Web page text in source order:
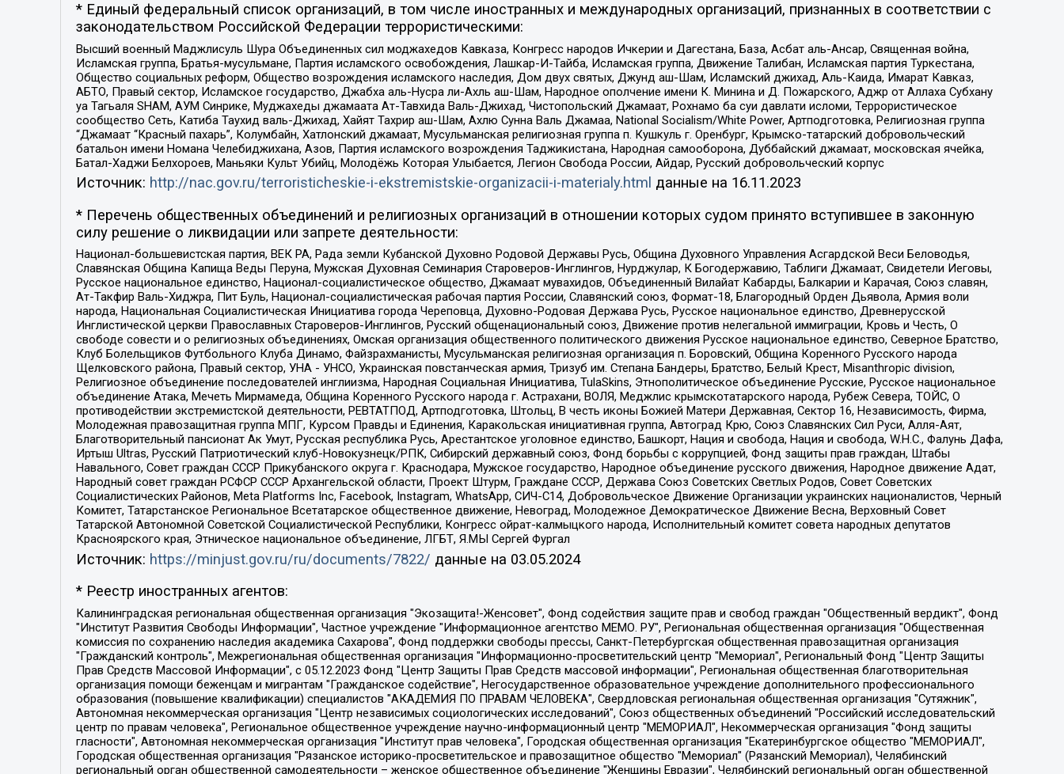
* Единый федеральный список организаций, в том числе иностранных и международных организаций, признанных в соответствии с
законодательством Российской Федерации террористическими:
Высший военный Маджлисуль Шура Объединенных сил моджахедов Кавказа, Конгресс народов Ичкерии и Дагестана, База, Асбат аль-Ансар, Священная война,
Исламская группа, Братья-мусульмане, Партия исламского освобождения, Лашкар-И-Тайба, Исламская группа, Движение Талибан, Исламская партия Туркестана,
Общество социальных реформ, Общество возрождения исламского наследия, Дом двух святых, Джунд аш-Шам, Исламский джихад, Аль-Каида, Имарат Кавказ,
АБТО, Правый сектор, Исламское государство, Джабха аль-Нусра ли-Ахль аш-Шам, Народное ополчение имени К. Минина и Д. Пожарского, Аджр от Аллаха Субхану
уа Тагьаля SHAM, АУМ Синрике, Муджахеды джамаата Ат-Тавхида Валь-Джихад, Чистопольский Джамаат, Рохнамо ба суи давлати исломи, Террористическое
сообщество Сеть, Катиба Таухид валь-Джихад, Хайят Тахрир аш-Шам, Ахлю Сунна Валь Джамаа, National Socialism/White Power, Артподготовка, Религиозная группа
“Джамаат “Красный пахарь”, Колумбайн, Хатлонский джамаат, Мусульманская религиозная группа п. Кушкуль г. Оренбург, Крымско-татарский добровольческий
батальон имени Номана Челебиджихана, Азов, Партия исламского возрождения Таджикистана, Народная самооборона, Дуббайский джамаат, московская ячейка,
Батал-Хаджи Белхороев, Маньяки Культ Убийц, Молодёжь Которая Улыбается, Легион Свобода России, Айдар, Русский добровольческий корпус
Источник: http://nac.gov.ru/terroristicheskie-i-ekstremistskie-organizacii-i-materialy.html данные на 16.11.2023
* Перечень общественных объединений и религиозных организаций в отношении которых судом принято вступившее в законную
силу решение о ликвидации или запрете деятельности:
Национал-большевистская партия, ВЕК РА, Рада земли Кубанской Духовно Родовой Державы Русь, Община Духовного Управления Асгардской Веси Беловодья,
Славянская Община Капища Веды Перуна, Мужская Духовная Семинария Староверов-Инглингов, Нурджулар, К Богодержавию, Таблиги Джамаат, Свидетели Иеговы,
Русское национальное единство, Национал-социалистическое общество, Джамаат мувахидов, Объединенный Вилайат Кабарды, Балкарии и Карачая, Союз славян,
Ат-Такфир Валь-Хиджра, Пит Буль, Национал-социалистическая рабочая партия России, Славянский союз, Формат-18, Благородный Орден Дьявола, Армия воли
народа, Национальная Социалистическая Инициатива города Череповца, Духовно-Родовая Держава Русь, Русское национальное единство, Древнерусской
Инглистической церкви Православных Староверов-Инглингов, Русский общенациональный союз, Движение против нелегальной иммиграции, Кровь и Честь, О
свободе совести и о религиозных объединениях, Омская организация общественного политического движения Русское национальное единство, Северное Братство,
Клуб Болельщиков Футбольного Клуба Динамо, Файзрахманисты, Мусульманская религиозная организация п. Боровский, Община Коренного Русского народа
Щелковского района, Правый сектор, УНА - УНСО, Украинская повстанческая армия, Тризуб им. Степана Бандеры, Братство, Белый Крест, Misanthropic division,
Религиозное объединение последователей инглиизма, Народная Социальная Инициатива, TulaSkins, Этнополитическое объединение Русские, Русское национальное
объединение Атака, Мечеть Мирмамеда, Община Коренного Русского народа г. Астрахани, ВОЛЯ, Меджлис крымскотатарского народа, Рубеж Севера, ТОЙС, О
противодействии экстремистской деятельности, РЕВТАТПОД, Артподготовка, Штольц, В честь иконы Божией Матери Державная, Сектор 16, Независимость, Фирма,
Молодежная правозащитная группа МПГ, Курсом Правды и Единения, Каракольская инициативная группа, Автоград Крю, Союз Славянских Сил Руси, Алля-Аят,
Благотворительный пансионат Ак Умут, Русская республика Русь, Арестантское уголовное единство, Башкорт, Нация и свобода, Нация и свобода, W.H.С., Фалунь Дафа,
Иртыш Ultras, Русский Патриотический клуб-Новокузнецк/РПК, Сибирский державный союз, Фонд борьбы с коррупцией, Фонд защиты прав граждан, Штабы
Навального, Совет граждан СССР Прикубанского округа г. Краснодара, Мужское государство, Народное объединение русского движения, Народное движение Адат,
Народный совет граждан РСФСР СССР Архангельской области, Проект Штурм, Граждане СССР, Держава Союз Советских Светлых Родов, Совет Советских
Социалистических Районов, Meta Platforms Inc, Facebook, Instagram, WhatsApp, СИЧ-С14, Добровольческое Движение Организации украинских националистов, Черный
Комитет, Татарстанское Региональное Всетатарское общественное движение, Невоград, Молодежное Демократическое Движение Весна, Верховный Совет
Татарской Автономной Советской Социалистической Республики, Конгресс ойрат-калмыцкого народа, Исполнительный комитет совета народных депутатов
Красноярского края, Этническое национальное объединение, ЛГБТ, Я.МЫ Сергей Фургал
Источник: https://minjust.gov.ru/ru/documents/7822/ данные на 03.05.2024
* Реестр иностранных агентов:
Калининградская региональная общественная организация "Экозащита!-Женсовет", Фонд содействия защите прав и свобод граждан "Общественный вердикт", Фонд "Институт Развития Свободы Информации", Частное учреждение "Информационное агентство МЕМО. РУ", Региональная общественная организация "Общественная комиссия по сохранению наследия академика Сахарова", Фонд поддержки свободы прессы, Санкт-Петербургская общественная правозащитная организация "Гражданский контроль", Межрегиональная общественная организация "Информационно-просветительский центр "Мемориал", Региональный Фонд "Центр Защиты Прав Средств Массовой Информации", с 05.12.2023 Фонд "Центр Защиты Прав Средств массовой информации", Региональная общественная благотворительная организация помощи беженцам и мигрантам "Гражданское содействие", Негосударственное образовательное учреждение дополнительного профессионального образования (повышение квалификации) специалистов "АКАДЕМИЯ ПО ПРАВАМ ЧЕЛОВЕКА", Свердловская региональная общественная организация "Сутяжник", Автономная некоммерческая организация "Центр независимых социологических исследований", Союз общественных объединений "Российский исследовательский центр по правам человека", Региональное общественное учреждение научно-информационный центр "МЕМОРИАЛ", Некоммерческая организация "Фонд защиты гласности", Автономная некоммерческая организация "Институт прав человека", Городская общественная организация "Екатеринбургское общество "МЕМОРИАЛ", Городская общественная организация "Рязанское историко-просветительское и правозащитное общество "Мемориал" (Рязанский Мемориал), Челябинский региональный орган общественной самодеятельности – женское общественное объединение "Женщины Евразии", Челябинский региональный орган общественной самодеятельности "Уральская правозащитная группа", Фонд содействия защите здоровья и социальной справедливости имени Андрея Рылькова, Автономная Некоммерческая Организация "Аналитический Центр Юрия Левады", Автономная некоммерческая организация социальной поддержки населения "Проект Апрель", Региональная общественная организация помощи женщинам и детям, находящимся в кризисной ситуации "Информационно-методический центр "Анна", Фонд содействия развитию массовых коммуникаций и правовому просвещению "Так-так-Так", Фонд содействия устойчивому развитию "Серебряная тайга", Свердловский региональный общественный фонд социальных проектов "Новое время", "Idel.Реалии", Кавказ.Реалии, Крым.Реалии, Телеканал Настоящее Время, Татаро-башкирская служба Радио Свобода (Azatliq Radiosi), Радио Свободная Европа/Радио Свобода (PCE/PC), "Сибирь.Реалии", "Фактограф", Благотворительный фонд помощи осужденным и их семьям, Автономная некоммерческая организация "Институт глобализации и социальных движений", Фонд "В защиту прав заключенных", Частное учреждение "Центр поддержки и содействия развитию средств массовой информации", Пензенский региональный общественный благотворительный фонд "Гражданский союз", "Север.Реалии", Некоммерческая организация Фонд "Правовая инициатива", Общество с ограниченной ответственностью "Радио Свободная Европа/Радио Свобода", Чешское информационное агентство "MEDIUM-ORIENT", Красноярская региональная общественная организация "Мы против СПИДа", Камалягин Денис Николаевич, Маркелов Сергей Евгеньевич, Пономарев Лев Александрович, Савицкая Людмила Алексеевна, Автономная некоммерческая организация "Центр по работе с проблемой насилия "НАСИЛИЮ.НЕТ", Межрегиональный профессиональный союз работников здравоохранения "Альянс врачей", Юридическое лицо, зарегистрированное в Латвийской Республике, SIA "Medusa Project" (регистрационный номер 40103797863, дата регистрации 10.06.2014), Некоммерческая организация "Фонд по борьбе с коррупцией", Автономная некоммерческая организация "Институт права и публичной политики", Баданин Роман Сергеевич, Гликин Максим Александрович, Железнова Мария Михайловна, Лукьянова Юлия Сергеевна, Маетная Елизавета Витальевна, Маняхин Петр Борисович, Чуракова Ольга Владимировна, Ярош Юлия Петровна, Юридическое лицо "The Insider SIA", зарегистрированное в Риге, Латвийская Республика (дата регистрации 26.06.2015), являющееся администратором доменного имени интернет-издания "The Insider SIA", https://theins.ru, Постернак Алексей Евгеньевич, Рубин Михаил Аркадьевич, Анин Роман Александрович, Юридическое лицо Istories fonds, зарегистрированное в Латвийской Республике (регистрационный номер 50008295751, дата регистрации 24.02.2020), Великовский Дмитрий Александрович, Долинина Ирина Николаевна, Мароховская Алеся Алексеевна, Шлейнов Роман Юрьевич, Шмагун Олеся Валентиновна, Общество с ограниченной ответственностью "Альтаир 2021", Общество с ограниченной ответственностью "Вега 2021", Общество с ограниченной ответственностью "Главный редактор 2021", Общество с ограниченной ответственностью "Ромашки монолит", Важенков Артем Валерьевич, Ивановская областная общественная организация "Центр гендерных исследований", Гурман Юрий Альбертович, Медиапроект "ОВД-Инфо", Егоров Владимир Владимирович, Жилинский Владимир Александрович, Общество с ограниченной ответственностью "ЗП", Иванова София Юрьевна, Карезина Инна Павловна, Кильтау Екатерина Викторовна, Петров Алексей Викторович, Пискунов Сергей Евгеньевич, Смирнов Сергей Сергеевич, Тихонов Михаил Сергеевич, Общество с ограниченной ответственностью "ЖУРНАЛИСТ-ИНОСТРАННЫЙ АГЕНТ", Арапова Галина Юрьевна, Вольтская Татьяна Анатольевна, Американская компания "Mason G.E.S. Anonymous Foundation" (США), являющаяся владельцем интернет-издания https://mnews.world/, Компания "Stichting Bellingcat", зарегистрированная в Нидерландах (дата регистрации 11.07.2018), Захаров Андрей Вячеславович, Клепиковская Екатерина Дмитриевна, Общество с ограниченной ответственностью "МЕМО", Перл Роман Александрович, Симонов Евгений Алексеевич, Соловьева Елена Анатольевна, Сотников Даниил Владимирович, Сурначева Елизавета Дмитриевна, Автономная некоммерческая организация по защите прав человека и информированию населения "Якутия – Наше Мнение", Общество с ограниченной ответственностью "Москоу диджитал медиа", с 26.01.2023 Общество с ограниченной ответственностью "Чайка Белые сады", Ветошкина Валерия Валерьевна, Заговора Максим Александрович, Межрегиональное общественное движение "Российская ЛГБТ - сеть", Оленичев Максим Владимирович, Павлов Иван Юрьевич, Скворцова Елена Сергеевна, Общество с ограниченной ответственностью "Как бы инагент", Кочетков Игорь Викторович, Общество с ограниченной ответственностью "Честные выборы", Еланчик Олег Александрович, Общество с ограниченной ответственностью "Нобелевский призыв", Гималова Регина Эмилевна, Григорьев Андрей Валерьевич, Григорьева Алина Александровна, Ассоциация по содействию защите прав призывников, альтернативнослужащих и военнослужащих "Правозащитная группа "Гражданин.Армия.Право", Хисамова Регина Фаритовна, Автономная некоммерческая организация по реализации социально-правовых программ "Лилит", Дальневосточное общественное движение "Маяк", Санкт-Петербургская ЛГБТ-инициативная группа "Выход", Инициативная группа ЛГБТ+ "Реверс", Алексеев Андрей Викторович, Бекбулатова Таисия Львовна, Беляев Иван Михайлович, Владыкина Елена Сергеевна, Гельман Марат Александрович, Никульшина Вероника Юрьевна, Толоконникова Надежда Андреевна, Шендерович Виктор Анатольевич, Общество с ограниченной ответственностью "Данное сообщение", Общество с ограниченной ответственностью Издательский дом "Новая глава", Айнбиндер Александра Александровна, Московский комьюнити-центр для ЛГБТ+инициатив, Благотворительный фонд развития филантропии, Deutsche Welle (Германия, Kurt-Schumacher-Strasse 3, 53113 Bonn), Борзунова Мария Михайловна, Воробьев Виктор Викторович, Голубева Анна Львовна, Константинова Алла Михайловна, Малкова Ирина Владимировна, Мурадов Мурад Абдулгалимович, Осетинская Елизавета Николаевна, Понасенков Евгений Николаевич, Ганапольский Матвей Юрьевич, Киселев Евгений Алексеевич, Борухович Ирина Григорьевна, Дремин Иван Тимофеевич, Дубровский Дмитрий Викторович, Красноярская региональная общественная организация поддержки и развития альтернативных образовательных технологий и межкультурных коммуникаций "ИНТЕРРА", Маяковская Екатерина Алексеевна, Фейгин Марк Захарович, Филимонов Андрей Викторович, Дзугкоева Регина Николаевна, Доброхотов Роман Александрович, Дудь Юрий Александрович, Елкин Сергей Владимирович, Кругликов Кирилл Игоревич, Сабунаева Мария Леонидовна, Семенов Алексей Владимирович, Шаинян Карен Багратович, Шульман Екатерина Михайловна, Асафьев Артур Валерьевич, Вахштайн Виктор Семенович, Венедиктов Алексей Алексеевич, Лушникова Екатерина Евгеньевна, Волков Леонид Михайлович, Невзоров Александр Глебович, Пархоменко Сергей Борисович, Сироткин Ярослав Николаевич, Кара-Мурза Владимир Владимирович, Баранова Наталья Владимировна, Гозман Леонид Яковлевич, Кагарлицкий Борис Юльевич, Климарев Михаил Валерьевич, Милов Владимир Станиславович, Автономная некоммерческая организация Краснодарский центр современного искусства "Типография", Моргенштерн Алишер Тагирович, Соболь Любовь Эдуардовна, Общество с ограниченной ответственностью "ЛИЗА НОРМ", Каспаров Гарри Кимович, Ходорковский Михаил Борисович, Общество с ограниченной ответственностью "Апрельские тезисы", Данилович Ирина Брониславовна, Кашин Олег Владимирович, Петров Николай Владимирович, Пивоваров Алексей Владимирович, Соколов Михаил Владимирович, Цветкова Юлия Владимировна, Чичваркин Евгений Александрович, Комитет против пыток/Команда против пыток, Общество с ограниченной ответственностью "Первый научный", Общество с ограниченной ответственностью "Вертолет и ко", Белоцерковская Вероника Борисовна, Кац Максим Евгеньевич, Лазарева Татьяна Юрьевна, Шаведдинов Руслан Табризович, Яшин Илья Валерьевич, Общество с ограниченной ответственностью "Иноагент ААВ", Алешковский Дмитрий Петрович, Альбац Евгения Марковна, Быков Дмитрий Львович, Галямина Юлия Евгеньевна, Лойко Сергей Леонидович, Мартынов Кирилл Константинович, Медведев Сергей Александрович, Крашенинников Федор Геннадиевич, Гордеева Катерина Вл